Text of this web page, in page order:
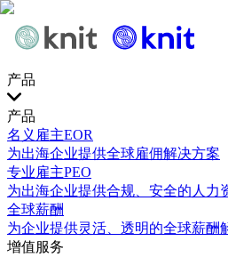
产品
产品
名义雇主EOR
为出海企业提供全球雇佣解决方案
专业雇主PEO
为出海企业提供合规、安全的人力
全球薪酬
为企业提供灵活、透明的全球薪酬
增值服务